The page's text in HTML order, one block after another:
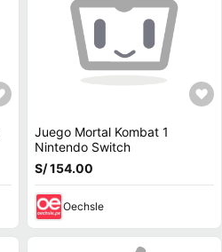
Juego Mortal Kombat 1
Nintendo Switch
S/ 154.00
Oechsle